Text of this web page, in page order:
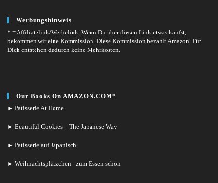
Werbungshinweis
* = Affiliatelink/Werbelink. Wenn Du über diesen Link etwas kaufst,
bekommen wir eine Kommission. Diese Kommission bezahlt Amazon. Für
Dich entstehen dadurch keine Mehrkosten.
Our Books On AMAZON.COM*
► Patisserie At Home
► Beautiful Cookies – The Japanese Way
► Patisserie auf Japanisch
► Weihnachtsplätzchen - zum Essen schön